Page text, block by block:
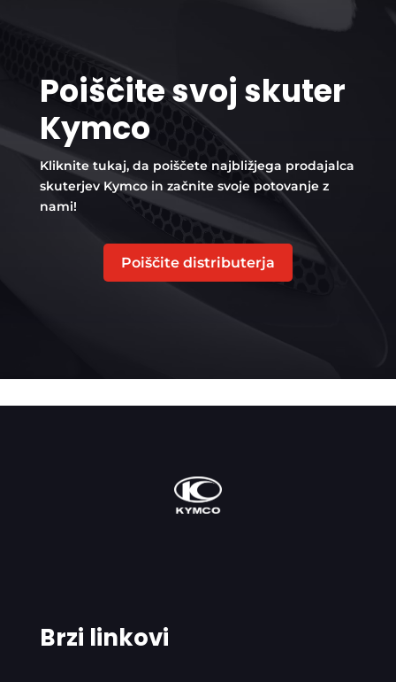
Poiščite svoj skuter
Kymco
Kliknite tukaj, da poiščete najbližjega prodajalca
skuterjev Kymco in začnite svoje potovanje z
nami!
Poiščite distributerja
Brzi linkovi